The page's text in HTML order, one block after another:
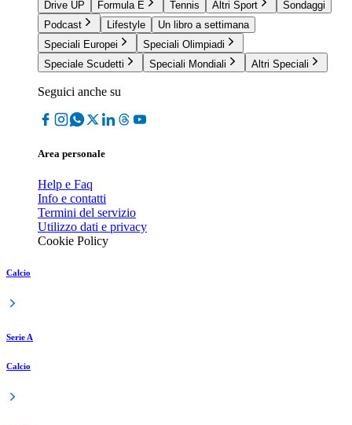
Drive UP
Formula E Tennis Altri Sport
Sondaggi
Podcast
Lifestyle
Un libro a settimana
Speciali Europei
Speciali Olimpiadi
Speciale Scudetti
Speciali Mondiali Altri Speciali
Seguici anche su
Area personale
Help e Faq
Info e contatti
Termini del servizio
Utilizzo dati e privacy
Cookie Policy
Calcio
Serie A
Calcio